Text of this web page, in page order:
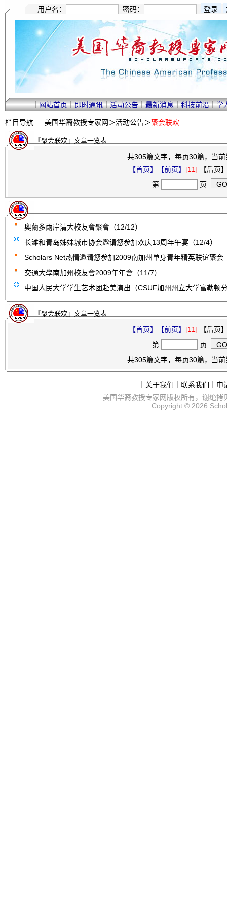
用户名： 密码：
｜网站首页｜即时通讯｜活动公告｜最新消息｜科技前沿｜学
栏目导航 — 美国华裔教授专家网＞活动公告＞聚会联欢
『聚会联欢』文章一览表
共305篇文字，每页30篇，当
【首页】
【前页】 [11] 【后页
第
页
奧蘭多兩岸清大校友會聚會（12/12）
长滩和青岛姊妹城市协会邀请您参加欢庆13周年午宴（12/4）
Scholars Net热情邀请您参加2009南加州单身青年精英联谊聚会
交通大學南加州校友會2009年年會（11/7）
中国人民大学学生艺术团赴美演出（CSUF加州州立大学富勒顿
『聚会联欢』文章一览表
【首页】 【前页】 [11] 【后页
第
页
共305篇文字，每页30篇，当
关于我们 联系我们
申
美国华裔教授专家网版权所有，谢绝拷
Copyright © 2026